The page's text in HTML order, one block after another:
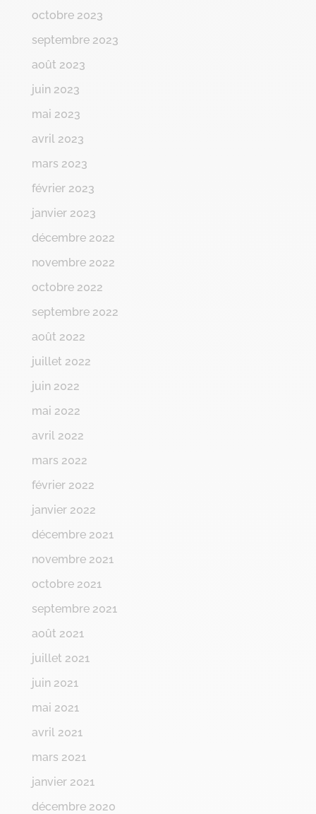
octobre 2023
septembre 2023
août 2023
juin 2023
mai 2023
avril 2023
mars 2023
février 2023
janvier 2023
décembre 2022
novembre 2022
octobre 2022
septembre 2022
août 2022
juillet 2022
juin 2022
mai 2022
avril 2022
mars 2022
février 2022
janvier 2022
décembre 2021
novembre 2021
octobre 2021
septembre 2021
août 2021
juillet 2021
juin 2021
mai 2021
avril 2021
mars 2021
janvier 2021
décembre 2020